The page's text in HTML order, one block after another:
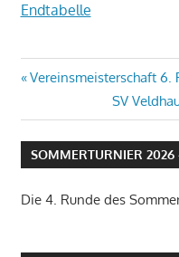
Endtabelle
Vorheriger
Vereinsmeisterschaft 6.
Nächster
Beitrag:
SV
SOMMERTURNIER 2026
Die 4. Runde des